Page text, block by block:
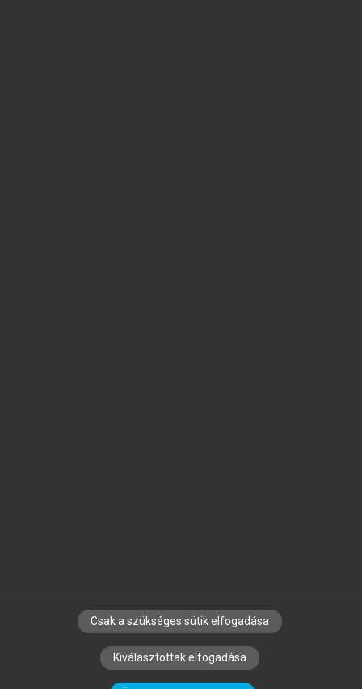
SZERZŐKNEK CÉGEKNEK KÖNYVTÁROSOKNAK
SZERKESZTÉSI ÉS LEKTORÁLÁSI ALAPELVEK
Csak a szükséges sütik elfogadása
Kiválasztottak elfogadása